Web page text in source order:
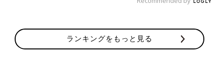
ランキングをもっと見る